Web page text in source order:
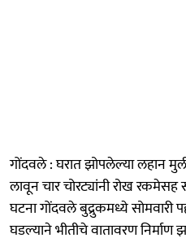
गोंदवले : घरात झोपलेल्या लहान
लावून चार चोरट्यांनी रोख रकमेसह
घटना गोंदवले बुद्रुकमध्ये सोमवारी
घडल्याने भीतीचे वातावरण